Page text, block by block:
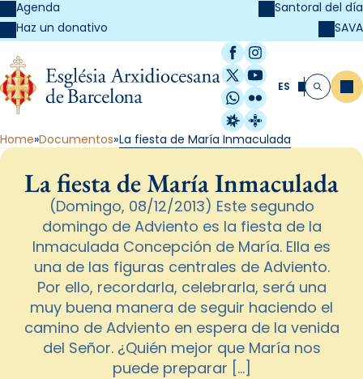
Agenda
Haz un donativo
Santoral del día
SAVA
Facebook
Instagram
X / Twitter
YouTube
WhatsApp
Flickr
Radio Estel
Catalunya
ES Buscar
Home Documentos La fiesta de María Inmaculada
La fiesta de María Inmaculada
(Domingo, 08/12/2013) Este segundo
domingo de Adviento es la fiesta de la
Inmaculada Concepción de María. Ella es
una de las figuras centrales de Adviento.
Por ello, recordarla, celebrarla, será una
muy buena manera de seguir haciendo el
camino de Adviento en espera de la venida
del Señor. ¿Quién mejor que María nos
puede preparar […]